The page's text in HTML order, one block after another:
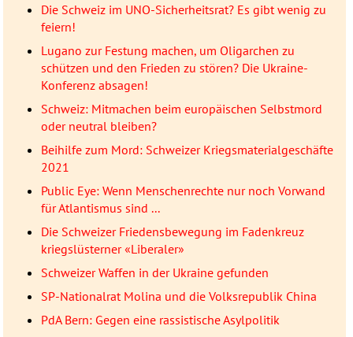
Die Schweiz im UNO-Sicherheitsrat? Es gibt wenig zu
feiern!
Lugano zur Festung machen, um Oligarchen zu
schützen und den Frieden zu stören? Die Ukraine-
Konferenz absagen!
Schweiz: Mitmachen beim europäischen Selbstmord
oder neutral bleiben?
Beihilfe zum Mord: Schweizer Kriegsmaterialgeschäfte
2021
Public Eye: Wenn Menschenrechte nur noch Vorwand
für Atlantismus sind ...
Die Schweizer Friedensbewegung im Fadenkreuz
kriegslüsterner «Liberaler»
Schweizer Waffen in der Ukraine gefunden
SP-Nationalrat Molina und die Volksrepublik China
PdA Bern: Gegen eine rassistische Asylpolitik